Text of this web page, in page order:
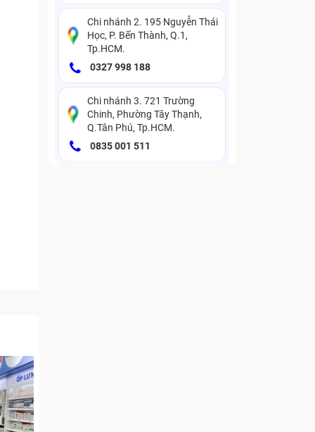
Chi nhánh 2. 195 Nguyễn Thái
Học, P. Bến Thành, Q.1,
Tp.HCM.
0327 998 188
Chi nhánh 3. 721 Trường
Chinh, Phường Tây Thạnh,
Q.Tân Phú, Tp.HCM.
0835 001 511